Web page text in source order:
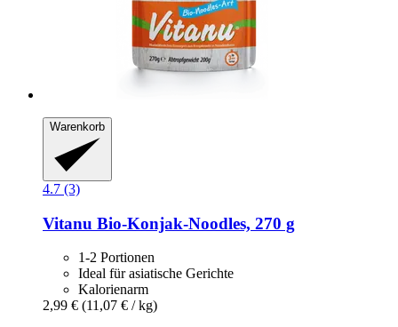
Warenkorb
4.7 (3)
Vitanu Bio-​Konjak-​Noodles, 270 g
1-2 Portionen
Ideal für asiatische Gerichte
Kalorienarm
2,99 € (11,07 € / kg)